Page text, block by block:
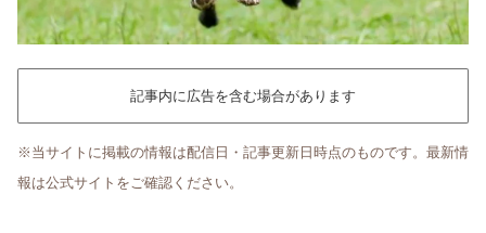
記事内に広告を含む場合があります
※当サイトに掲載の情報は配信日・記事更新日時点のものです。最新情
報は公式サイトをご確認ください。